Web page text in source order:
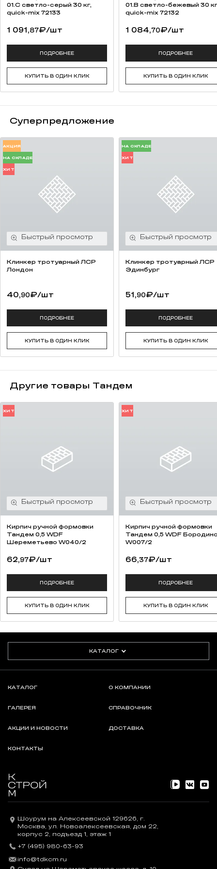
высокая прочность на изгиб;
качественная упаковка (термоусадочная пленка, каждый ряд
потертостей).
заказ (от 50 000 штук);
сохранение традиций русских мастеров.
01.C светло-серый 30 кг,
quick-mix 72133
1 091,87₽/шт
ПОДРОБНЕЕ
КУПИТЬ В ОДИН КЛИК
01.B светло-бежевый 30
quick-mix 72132
1 084,70₽/шт
ПОДРОБНЕЕ
КУПИТЬ В ОДИН КЛИК
Суперпредложение
АКЦИЯ
НА СКЛАДЕ
ХИТ
Клинкер тротуарный ЛСР
Лондон
40,90₽/шт
ПОДРОБНЕЕ
КУПИТЬ В ОДИН КЛИК
НА СКЛАДЕ
ХИТ
Клинкер тротуарный ЛСР
Эдинбург
51,90₽/шт
ПОДРОБНЕЕ
КУПИТЬ В ОДИН КЛИК
Другие товары Тандем
ХИТ
Кирпич ручной формовки
Тандем 0,5 WDF
Шереметьево W040/2
62,97₽/шт
ПОДРОБНЕЕ
КУПИТЬ В ОДИН КЛИК
ХИТ
Кирпич ручной формовки
Тандем 0,5 WDF
W007/2
66,37₽/шт
ПОДРОБНЕЕ
КУПИТЬ В ОДИН КЛИК
КАТАЛОГ
КАТАЛОГ О КОМПАНИИ
ГАЛЕРЕЯ СПРАВОЧНИК
АКЦИИ И НОВОСТИ ДОСТАВКА
КОНТАКТЫ
Шоурум на Алексеевской 129626, г.
Москва, ул. Новоалексеевская, дом 22,
корпус 2, подъезд 1, этаж 1
+7 (495) 980-63-93
info@tdkcm.ru